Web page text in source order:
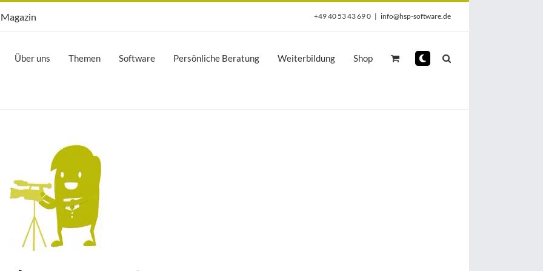
Opti.Mag
Magazin +49 40 53 43 69 0 | info@hsp-software.de
Über uns Themen Software Persönliche Beratung Weiterbildung Shop